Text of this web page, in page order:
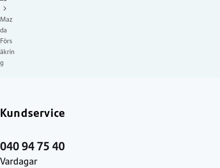
Maz
da
Förs
äkrin
g
Kundservice
040 94 75 40
Vardagar